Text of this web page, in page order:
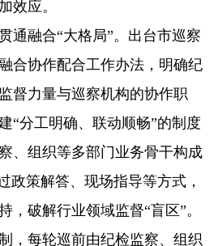
效应。
融合“大格局”。出台市巡察
合协作配合工作办法，明确纪
督力量与巡察机构的协作职
“分工明确、联动顺畅”的制度
、组织等多部门业务骨干构成
政策解答、现场指导等方式，
，破解行业领域监督“盲区”。
，每轮巡前由纪检监察、组织